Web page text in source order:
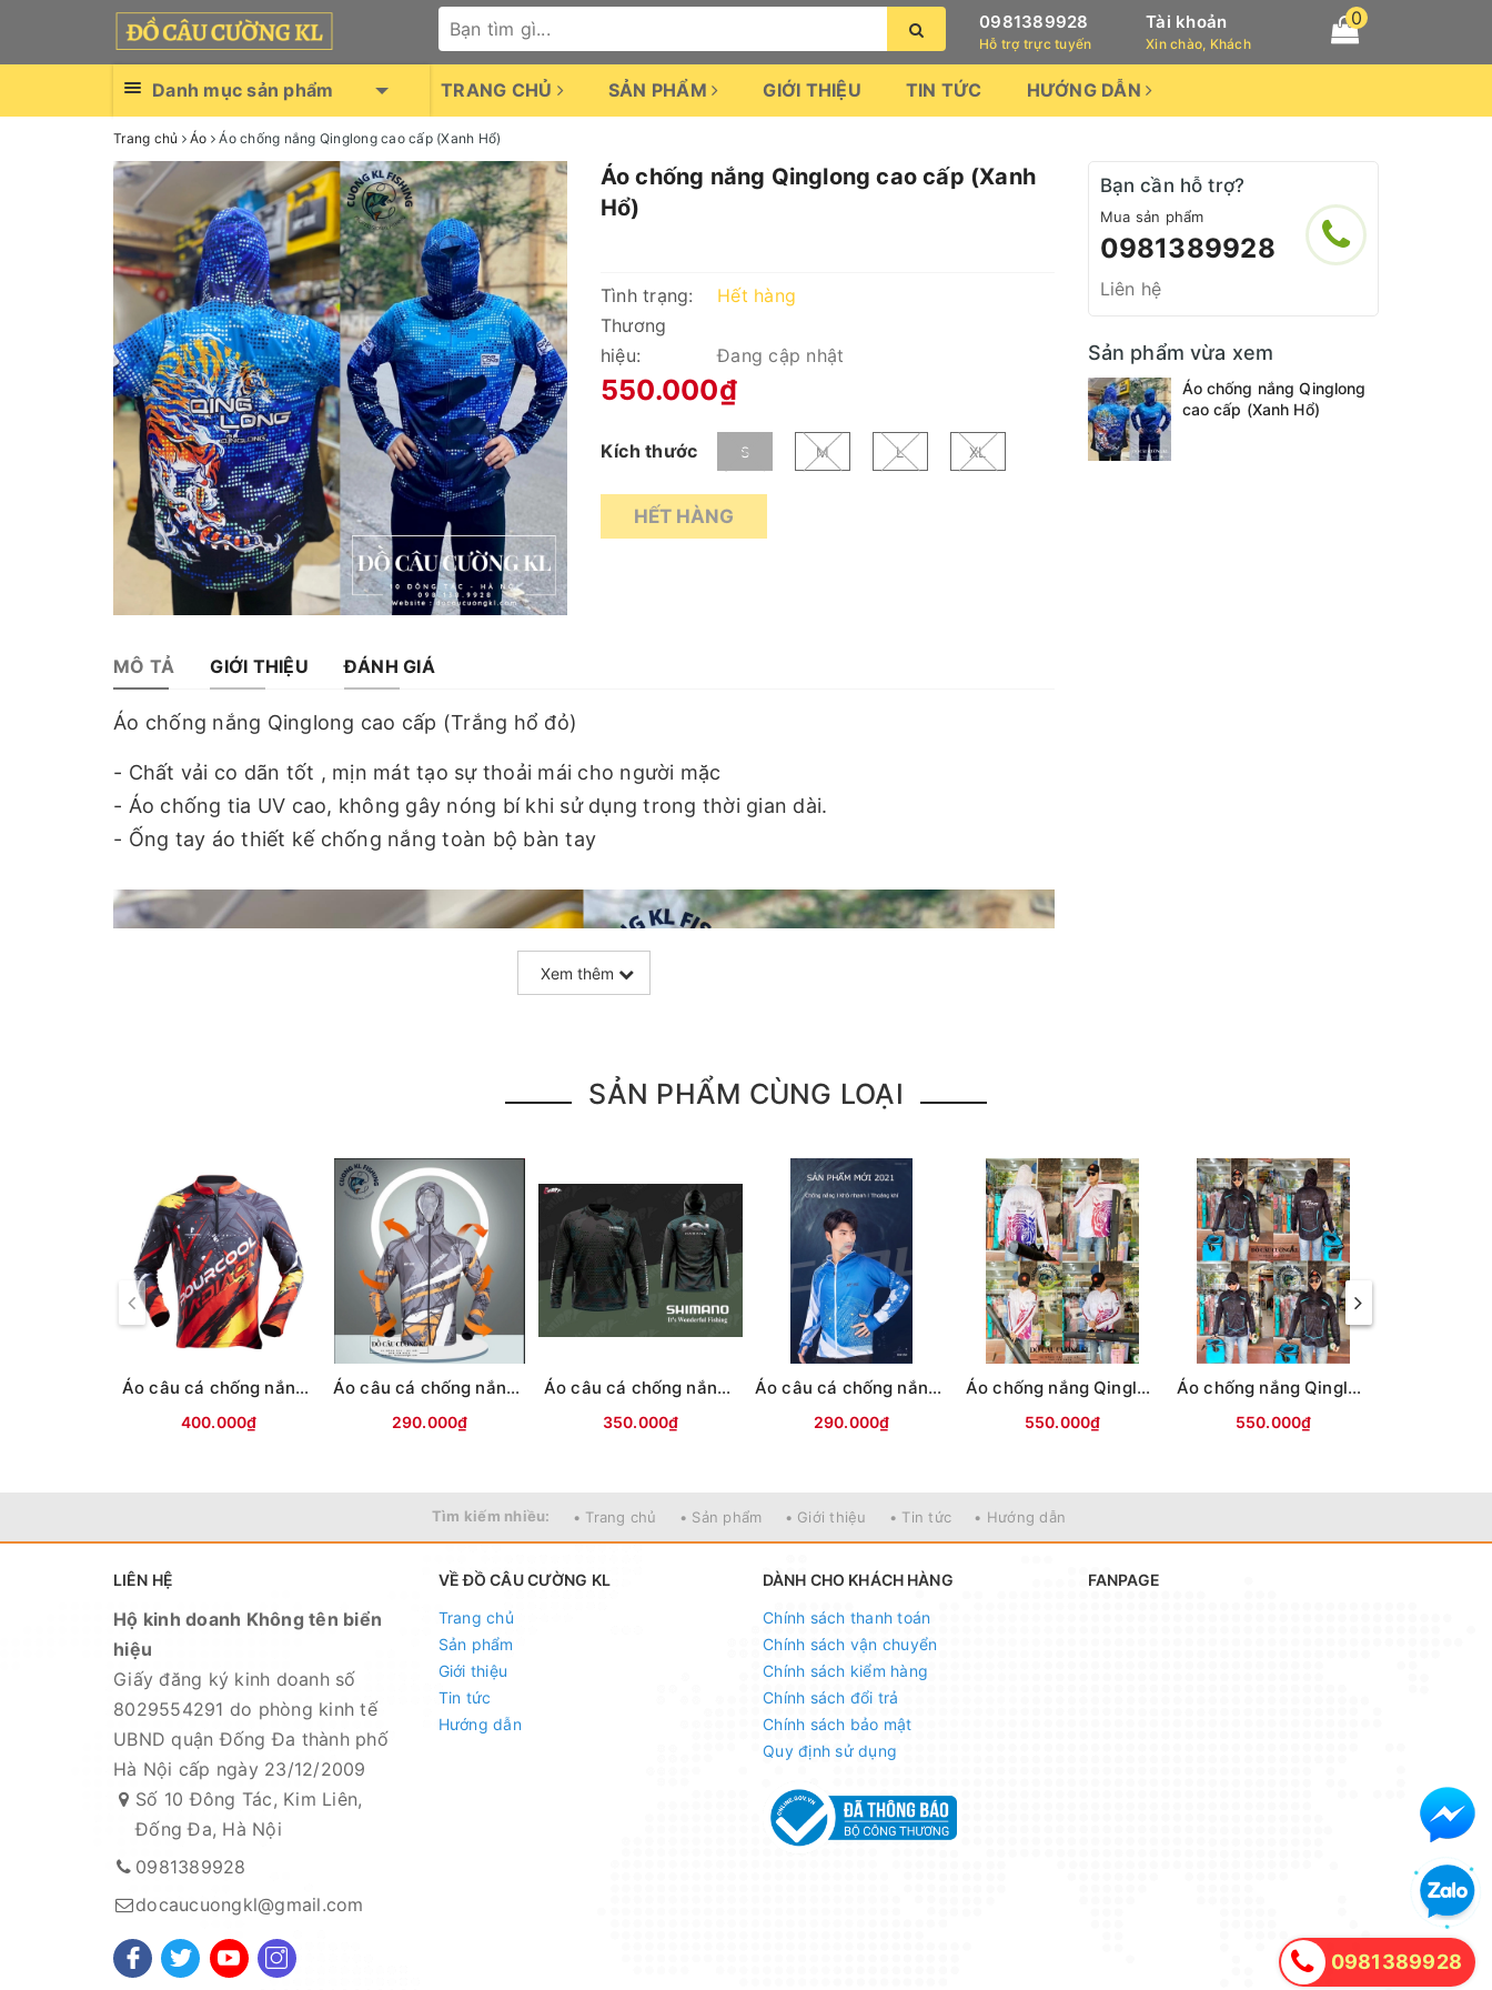
0981389928
Hỗ trợ trực tuyến
Tài khoản
Xin chào, Khách
0
Danh mục sản phẩm TRANG CHỦ SẢN PHẨM GIỚI THIỆU TIN TỨC HƯỚNG DẪN
Trang chủ Áo Áo chống nắng Qinglong cao cấp (Xanh Hổ)
Áo chống nắng Qinglong cao cấp (Xanh
Hổ)
Tình trạng:
Hết hàng
Thương
hiệu:
Đang cập nhật
550.000₫
Kích thước S M L XL
HẾT HÀNG
MÔ TẢ GIỚI THIỆU ĐÁNH GIÁ
Áo chống nắng Qinglong cao cấp (Trắng hổ đỏ)
- Chất vải co dãn tốt , mịn mát tạo sự thoải mái cho người mặc
- Áo chống tia UV cao, không gây nóng bí khi sử dụng trong thời gian dài.
- Ống tay áo thiết kế chống nắng toàn bộ bàn tay
MUA TRỰC TIẾP TẠI CỬA HÀNG (8:00-18:00 HÀNG NGÀY)
- Địa chỉ : Số 10 Đông Tác, Kim Liên, Đống Đa, Hà Nội
- Hotline đặt hàng : 098.138.9928 (Zalo)
Xem thêm
Bạn cần hỗ trợ?
Mua sản phẩm
0981389928
Liên hệ
Sản phẩm vừa xem
Áo chống nắng Qinglong
cao cấp (Xanh Hổ)
SẢN PHẨM CÙNG LOẠI
Áo câu cá chống nắng MC PourCool
400.000₫
Áo câu cá chống nắng MC có mũ Ghi cam
290.000₫
Áo câu cá chống nắng Shimano có mũ Hagane
350.000₫
Áo câu cá chống nắng MC có mũ Xanh trắng
290.000₫
Áo chống nắng Qinglong cao cấp (Trắng hổ đỏ)
550.000₫
Áo chống nắng Qinglong cao cấp (Đen viền xanh)
550.000₫
Tìm kiếm nhiều: • Trang chủ • Sản phẩm • Giới thiệu • Tin tức • Hướng dẫn
LIÊN HỆ
Hộ kinh doanh Không tên biển
hiệu
Giấy đăng ký kinh doanh số
8029554291 do phòng kinh tế
UBND quận Đống Đa thành phố
Hà Nội cấp ngày 23/12/2009
Số 10 Đông Tác, Kim Liên,
Đống Đa, Hà Nội
0981389928
docaucuongkl@gmail.com
VỀ ĐỒ CÂU CƯỜNG KL
Trang chủ
Sản phẩm
Giới thiệu
Tin tức
Hướng dẫn
DÀNH CHO KHÁCH HÀNG
Chính sách thanh toán
Chính sách vận chuyển
Chính sách kiểm hàng
Chính sách đổi trả
Chính sách bảo mật
Quy định sử dụng
FANPAGE
0981389928